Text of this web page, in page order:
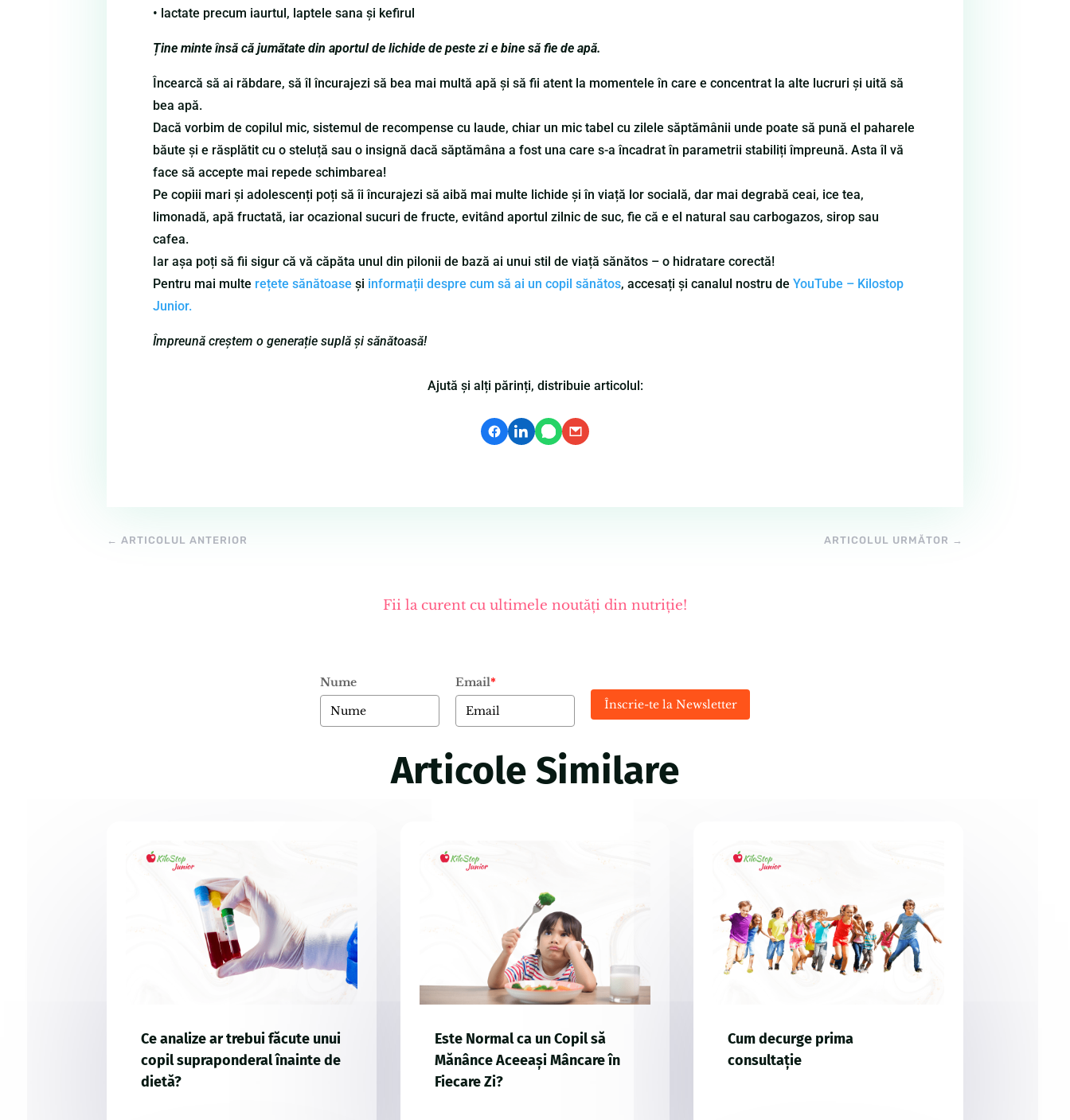
• lactate precum iaurtul, laptele sana și kefirul
Ține minte însă că jumătate din aportul de lichide de peste zi e bine să fie de apă.
Încearcă să ai răbdare, să îl încurajezi să bea mai multă apă și să fii atent la momentele în care e concentrat la alte lucruri și uită să
bea apă.
Dacă vorbim de copilul mic, sistemul de recompense cu laude, chiar un mic tabel cu zilele săptămânii unde poate să pună el paharele
băute și e răsplătit cu o steluță sau o insignă dacă săptămâna a fost una care s-a încadrat în parametrii stabiliți împreună. Asta îl vă
face să accepte mai repede schimbarea!
Pe copiii mari și adolescenți poți să îi încurajezi să aibă mai multe lichide și în viață lor socială, dar mai degrabă ceai, ice tea,
limonadă, apă fructată, iar ocazional sucuri de fructe, evitând aportul zilnic de suc, fie că e el natural sau carbogazos, sirop sau
cafea.
Iar așa poți să fii sigur că vă căpăta unul din pilonii de bază ai unui stil de viață sănătos – o hidratare corectă!
Pentru mai multe rețete sănătoase și informații despre cum să ai un copil sănătos, accesați și canalul nostru deYouTube – Kilostop
Junior.
Împreună creștem o generație suplă și sănătoasă!
Ajută și alți părinți, distribuie articolul:
←ARTICOLUL ANTERIOR ARTICOLUL URMĂTOR →
Fii la curent cu ultimele noutăți din nutriție!
Nume Email*
Înscrie-te la Newsletter
Articole Similare
Ce analize ar trebui făcute unui
copil supraponderal înainte de
dietă?
Este Normal ca un Copil să
Mănânce Aceeași Mâncare în
Fiecare Zi?
Cum decurge prima
consultație